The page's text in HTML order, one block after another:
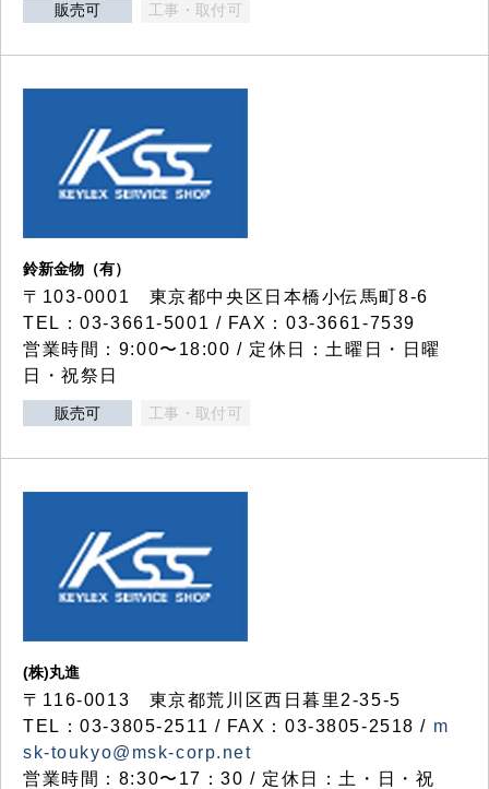
販売可 工事・取付可
鈴新金物（有）
〒103-0001 東京都中央区日本橋小伝馬町8-6
TEL：03-3661-5001 / FAX：03-3661-7539
営業時間：9:00〜18:00 / 定休日：土曜日・日曜
日・祝祭日
販売可 工事・取付可
(株)丸進
〒116-0013 東京都荒川区西日暮里2-35-5
TEL：03-3805-2511 / FAX：03-3805-2518 / m
sk-toukyo@msk-corp.net
営業時間：8:30〜17：30 / 定休日：土・日・祝